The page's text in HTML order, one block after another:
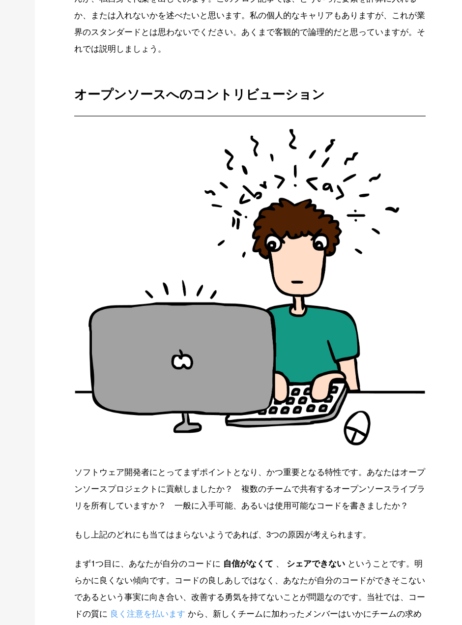
か、または入れないかを述べたいと思います。私の個人的なキャリアもありますが、これが業
界のスタンダードとは思わないでください。あくまで客観的で論理的だと思っていますが。そ
れでは説明しましょう。
オープンソースへのコントリビューション
ソフトウェア開発者にとってまずポイントとなり、かつ重要となる特性です。あなたはオープ
ンソースプロジェクトに貢献しましたか？ 複数のチームで共有するオープンソースライブラ
リを所有していますか？ 一般に入手可能、あるいは使用可能なコードを書きましたか？
もし上記のどれにも当てはまらないようであれば、3つの原因が考えられます。
まず1つ目に、あなたが自分のコードに 自信がなくて 、 シェアできない ということです。明
らかに良くない傾向です。コードの良しあしではなく、あなたが自分のコードができそこない
であるという事実に向き合い、改善する勇気を持てないことが問題なのです。当社では、コー
ドの質に 良く注意を払います から、新しくチームに加わったメンバーはいかにチームの求め